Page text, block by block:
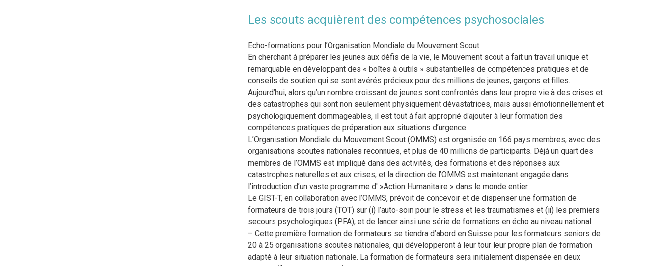
Les scouts acquièrent des compétences psychosociales
Echo-formations pour l’Organisation Mondiale du Mouvement Scout
En cherchant à préparer les jeunes aux défis de la vie, le Mouvement scout a fait un travail unique et
remarquable en développant des « boîtes à outils » substantielles de compétences pratiques et de
conseils de soutien qui se sont avérés précieux pour des millions de jeunes, garçons et filles.
Aujourd’hui, alors qu’un nombre croissant de jeunes sont confrontés dans leur propre vie à des crises et
des catastrophes qui sont non seulement physiquement dévastatrices, mais aussi émotionnellement et
psychologiquement dommageables, il est tout à fait approprié d’ajouter à leur formation des
compétences pratiques de préparation aux situations d’urgence.
L’Organisation Mondiale du Mouvement Scout (OMMS) est organisée en 166 pays membres, avec des
organisations scoutes nationales reconnues, et plus de 40 millions de participants. Déjà un quart des
membres de l’OMMS est impliqué dans des activités, des formations et des réponses aux
catastrophes naturelles et aux crises, et la direction de l’OMMS est maintenant engagée dans
l’introduction d’un vaste programme d' »Action Humanitaire » dans le monde entier.
Le GIST-T, en collaboration avec l’OMMS, prévoit de concevoir et de dispenser une formation de
formateurs de trois jours (TOT) sur (i) l’auto-soin pour le stress et les traumatismes et (ii) les premiers
secours psychologiques (PFA), et de lancer ainsi une série de formations en écho au niveau national.
– Cette première formation de formateurs se tiendra d’abord en Suisse pour les formateurs seniors de
20 à 25 organisations scoutes nationales, qui développeront à leur tour leur propre plan de formation
adapté à leur situation nationale. La formation de formateurs sera initialement dispensée en deux